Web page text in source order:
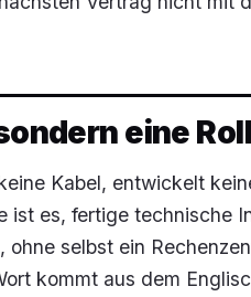
eine
Kabel, entwickelt
ist es, fertige technische
selbst ein
kommt aus dem